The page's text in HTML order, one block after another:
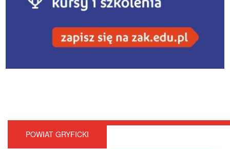
POWIAT GRYFICKI